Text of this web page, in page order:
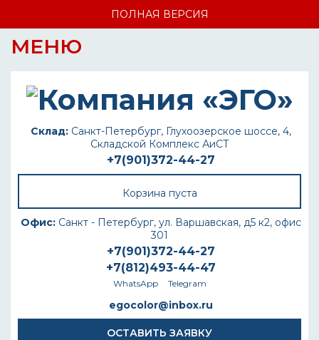
ПОЛНАЯ ВЕРСИЯ
МЕНЮ
Склад: Санкт-Петербург, Глухоозерское шоссе, 4,
Складской Комплекс АиСТ
+7(901)372-44-27
Корзина пуста
Офис: Санкт - Петербург, ул. Варшавская, д5 к2, офис
301
+7(901)372-44-27
+7(812)493-44-47
WhatsApp Telegram
egocolor@inbox.ru
ОСТАВИТЬ ЗАЯВКУ